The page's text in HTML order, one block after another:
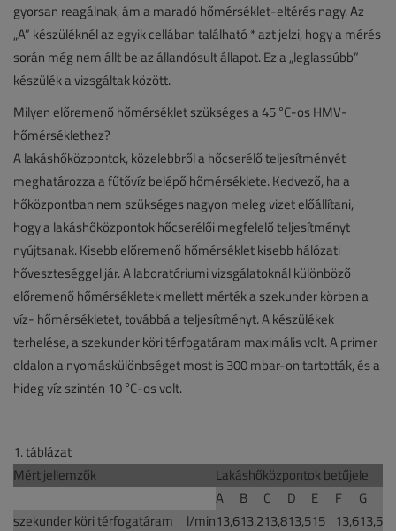
gyorsan reagálnak, ám a maradó hőmérséklet-eltérés nagy. Az
„A” készüléknél az egyik cellában található * azt jelzi, hogy a mérés
során még nem állt be az állandósult állapot. Ez a „leglassúbb”
készülék a vizsgáltak között.
Milyen előremenő hőmérséklet szükséges a 45 °C-os HMV-
hőmérséklethez?
A lakáshőközpontok, közelebbről a hőcserélő teljesítményét
meghatározza a fűtővíz belépő hőmérséklete. Kedvező, ha a
hőközpontban nem szükséges nagyon meleg vizet előállítani,
hogy a lakáshőközpontok hőcserélői megfelelő teljesítményt
nyújtsanak. Kisebb előremenő hőmérséklet kisebb hálózati
hőveszteséggel jár. A laboratóriumi vizsgálatoknál különböző
előremenő hőmérsékletek mellett mérték a szekunder körben a
víz- hőmérsékletet, továbbá a teljesítményt. A készülékek
terhelése, a szekunder köri térfogatáram maximális volt. A primer
oldalon a nyomáskülönbséget most is 300 mbar-on tartották, és a
hideg víz szintén 10 °C-os volt.
1. táblázat
Mért jellemzők
Lakáshőközpontok betűjele
A
B C D E F
G
szekunder köri térfogatáram
l/min13,613,213,813,515 13,613,5